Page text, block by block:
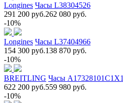
Longines Часы L38304526
291 200 руб.262 080 руб.
-10%
Longines Часы L37404966
154 300 руб.138 870 руб.
-10%
BREITLING Часы A17328101C1X1
622 200 руб.559 980 руб.
-10%